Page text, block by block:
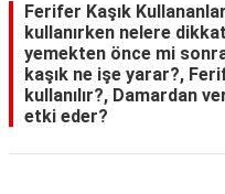
Ferifer Kaşık
kullanırken nelere
yemekten önce mi
kaşık ne işe yarar?,
kullanılır?, Damardan
etki eder?